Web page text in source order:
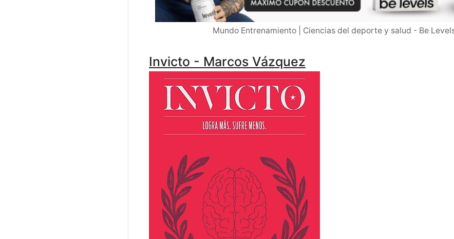
Mundo Entrenamiento | Ciencias del deporte y salud - Be
Invicto - Marcos Vázquez